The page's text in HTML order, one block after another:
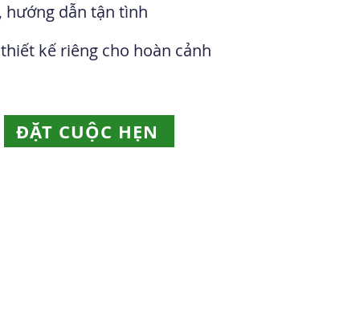
hướng dẫn tận tình
kế riêng cho hoàn cảnh
ĐẶT CUỘC HẸN